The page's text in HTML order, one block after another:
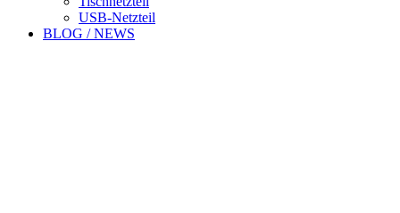
USB-Netzteil
BLOG / NEWS